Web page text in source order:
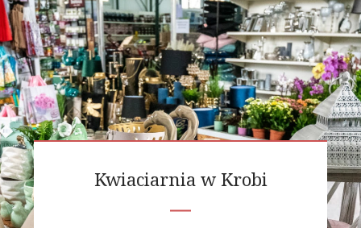
Kwiaciarnia w Krobi